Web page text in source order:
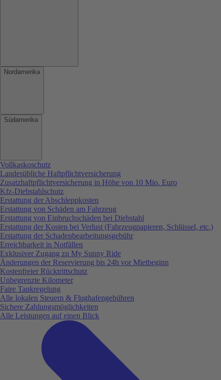
Nordamerika
Südamerika
Vollkaskoschutz
Landesübliche Haftpflichtversicherung
Zusatzhaftpflichtversicherung in Höhe von 10 Mio. Euro
Kfz-Diebstahlschutz
Erstattung der Abschleppkosten
Erstattung von Schäden am Fahrzeug
Erstattung von Einbruchschäden bei Diebstahl
Erstattung der Kosten bei Verlust (Fahrzeugpapieren, Schlüssel, etc.)
Erstattung der Schadenbearbeitungsgebühr
Erreichbarkeit in Notfällen
Exklusiver Zugang zu My Sunny Ride
Änderungen der Reservierung bis 24h vor Mietbeginn
Kostenfreier Rücktrittschutz
Unbegrenzte Kilometer
Faire Tankregelung
Alle lokalen Steuern & Flughafengebühren
Sichere Zahlungsmöglichkeiten
Alle Leistungen auf einen Blick